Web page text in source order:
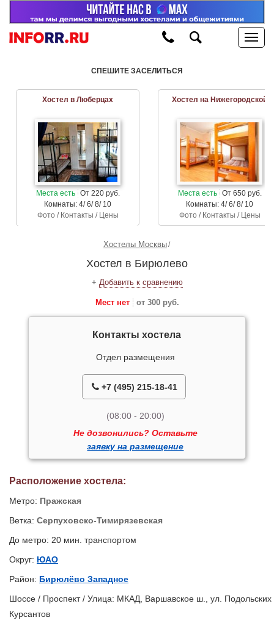
СПЕШИТЕ ЗАСЕЛИТЬСЯ
Хостел в Люберцах
Места есть От 220 руб.
Комнаты: 4/ 6/ 8/ 10
Фото / Контакты / Цены
Хостел на Нижегородской
Места есть От 650 руб.
Комнаты: 4/ 6/ 8/ 10
Фото / Контакты / Цены
Хостелы Москвы
Хостел в Бирюлево
+ Добавить к сравнению
Мест нет от 300 руб.
Контакты хостела
Отдел размещения
+7 (495) 215-18-41
(08:00 - 20:00)
Не дозвонились? Оставьте
заявку на размещение
Расположение хостела:
Метро: Пражская
Ветка: Серпуховско-Тимирязевская
До метро: 20 мин. транспортом
Округ: ЮАО
Район: Бирюлёво Западное
Шоссе / Проспект / Улица: МКАД, Варшавское ш., ул. Подольских
Курсантов